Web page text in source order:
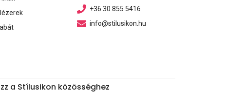
+36 30 855 5416
info@stilusikon.hu
a Stílusikon közösséghez